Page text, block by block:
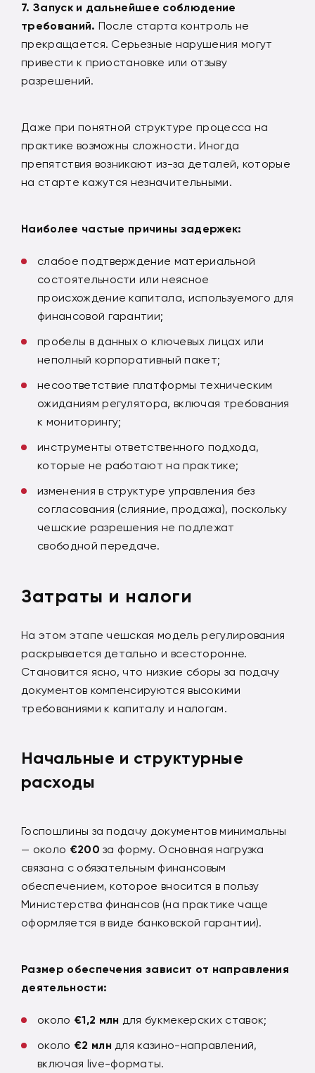
Запуск и дальнейшее соблюдение
требований. После старта контроль не
прекращается. Серьезные нарушения могут
привести к приостановке или отзыву
разрешений.
Даже при понятной структуре процесса на
практике возможны сложности. Иногда
препятствия возникают из-за деталей, которые
на старте кажутся незначительными.
Наиболее частые причины задержек:
слабое подтверждение материальной
состоятельности или неясное
происхождение капитала, используемого для
финансовой гарантии;
пробелы в данных о ключевых лицах или
неполный корпоративный пакет;
несоответствие платформы техническим
ожиданиям регулятора, включая требования
к мониторингу;
инструменты ответственного подхода,
которые не работают на практике;
изменения в структуре управления без
согласования (слияние, продажа), поскольку
чешские разрешения не подлежат
свободной передаче.
Затраты и налоги
На этом этапе чешская модель регулирования
раскрывается детально и всесторонне.
Становится ясно, что низкие сборы за подачу
документов компенсируются высокими
требованиями к капиталу и налогам.
Начальные и структурные
расходы
Госпошлины за подачу документов минимальны
— около €200 за форму. Основная нагрузка
связана с обязательным финансовым
обеспечением, которое вносится в пользу
Министерства финансов (на практике чаще
оформляется в виде банковской гарантии).
Размер обеспечения зависит от направления
деятельности:
около €1,2 млн для букмекерских ставок;
около €2 млн для казино-направлений,
включая live-форматы.